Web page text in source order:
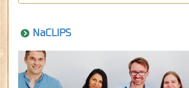
NaCLIPS